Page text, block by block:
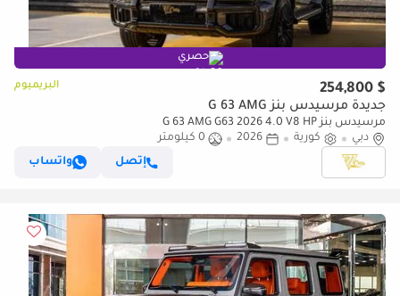
حصري
$ 254,800 البريميوم
جديدة مرسيدس بنز G 63 AMG
مرسيدس بنز G 63 AMG G63 2026 4.0 V8 HP
دبي
كورية 2026
0 كيلومتر
إتصل
واتساب